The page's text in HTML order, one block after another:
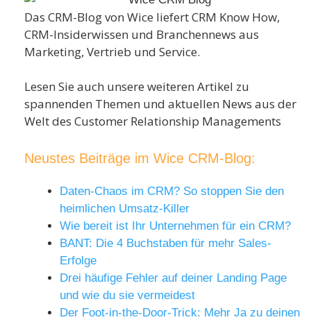
Das CRM-Blog von Wice liefert CRM Know How,
CRM-Insiderwissen und Branchennews aus
Marketing, Vertrieb und Service.
Lesen Sie auch unsere weiteren Artikel zu
spannenden Themen und aktuellen News aus der
Welt des Customer Relationship Managements
Neustes Beiträge im Wice CRM-Blog:
Daten-Chaos im CRM? So stoppen Sie den
heimlichen Umsatz-Killer
Wie bereit ist Ihr Unternehmen für ein CRM?
BANT: Die 4 Buchstaben für mehr Sales-
Erfolge
Drei häufige Fehler auf deiner Landing Page
und wie du sie vermeidest
Der Foot-in-the-Door-Trick: Mehr Ja zu deinen